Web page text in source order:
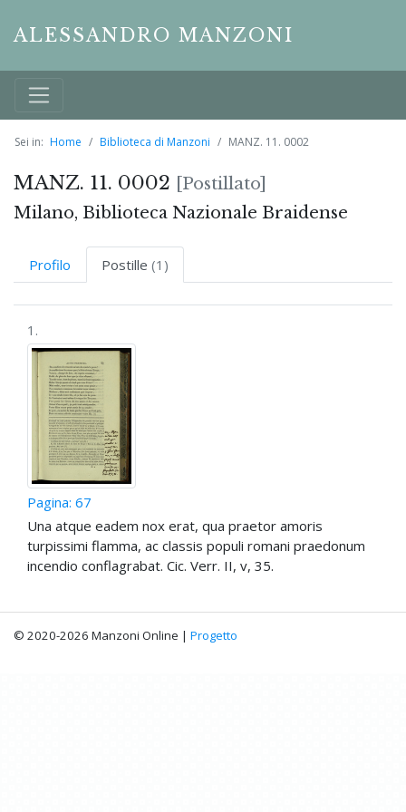
ALESSANDRO MANZONI
Sei in: Home Biblioteca di Manzoni MANZ. 11. 0002
MANZ. 11. 0002 [Postillato]
Milano, Biblioteca Nazionale Braidense
Profilo Postille (1)
1.
Pagina: 67
Una atque eadem nox erat, qua praetor amoris
turpissimi flamma, ac classis populi romani praedonum
incendio conflagrabat. Cic. Verr. II, v, 35.
© 2020-2026 Manzoni Online | Progetto